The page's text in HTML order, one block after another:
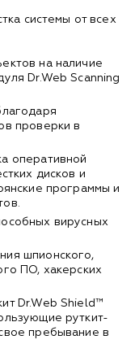
системы от всех
на наличие
Dr.Web Scanning
проверки в
оперативной
дисков и
программы и
вирусных
шпионского,
ПО, хакерских
Dr.Web Shield™
руткит-
пребывание в